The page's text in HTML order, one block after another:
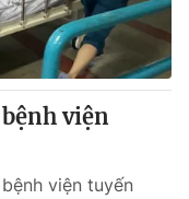
viện
viện tuyến